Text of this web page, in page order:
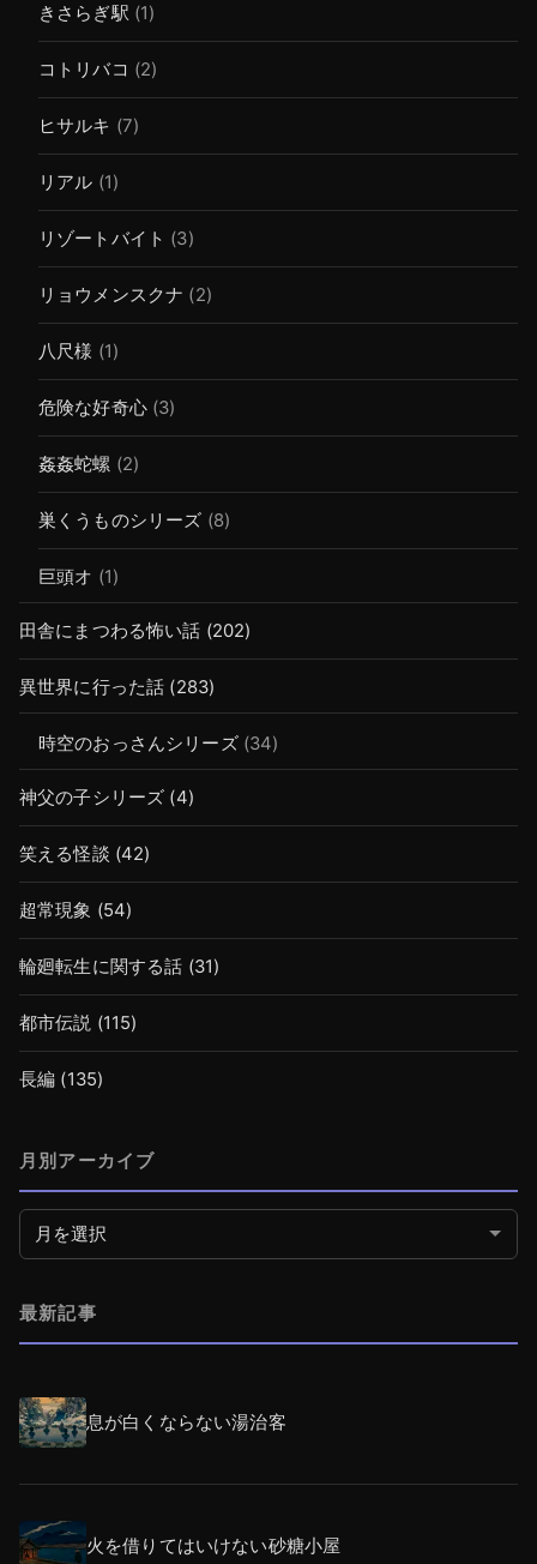
きさらぎ駅 (1)
コトリバコ (2)
ヒサルキ (7)
リアル (1)
リゾートバイト (3)
リョウメンスクナ (2)
八尺様 (1)
危険な好奇心(3)
姦姦蛇螺 (2)
巣くうものシリーズ (8)
巨頭オ (1)
田舎にまつわる怖い話 (202)
異世界に行った話 (283)
時空のおっさんシリーズ(34)
神父の子シリーズ (4)
笑える怪談 (42)
超常現象 (54)
輪廻転生に関する話 (31)
都市伝説 (115)
長編 (135)
月別アーカイブ
月別アーカイブ
最新記事
息が白くならない湯治客
火を借りてはいけない砂糖小屋